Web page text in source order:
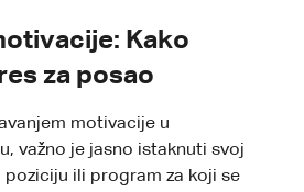
Kako
za posao
motivacije u
važno je jasno istaknuti svoj
poziciju ili program za koji se